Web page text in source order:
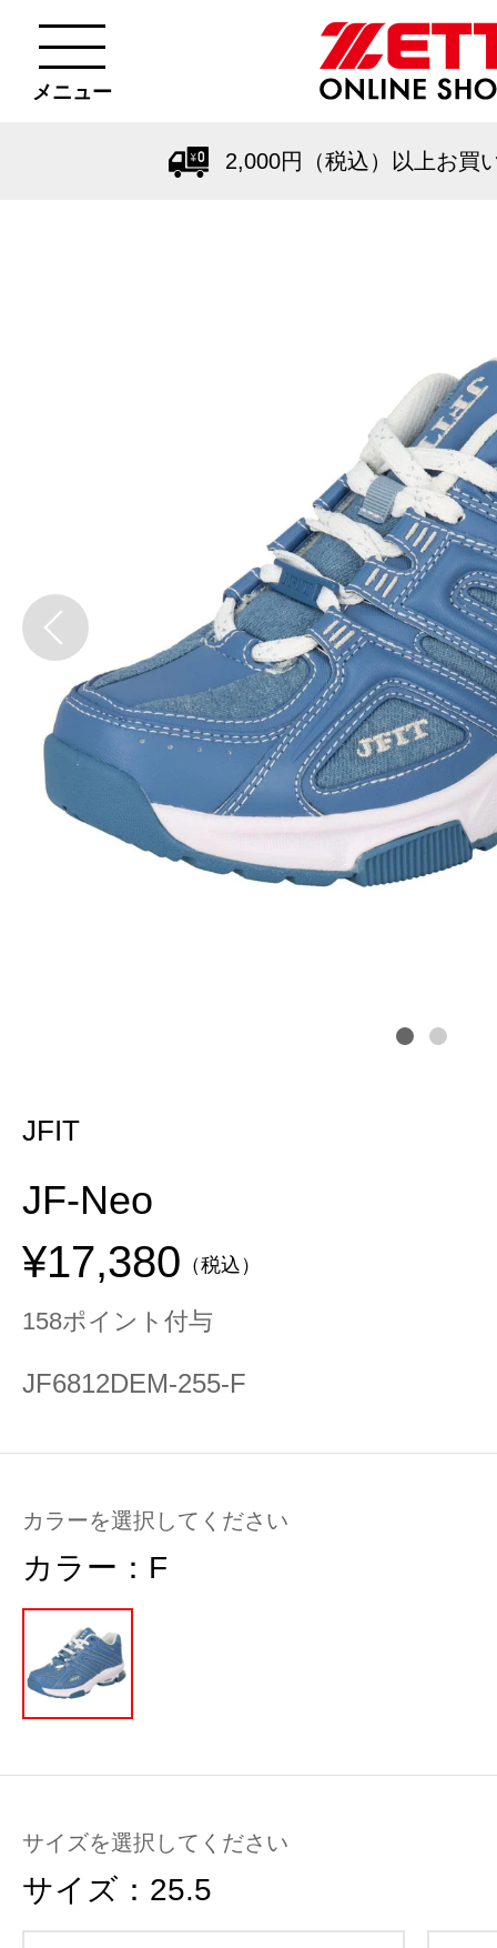
メニュー
2,000円（税込）以上お買
JFIT
JF-Neo
¥17,380 （税込）
158ポイント付与
JF6812DEM-255-F
カラーを選択してください
カラー： F
サイズを選択してください
サイズ： 25.5